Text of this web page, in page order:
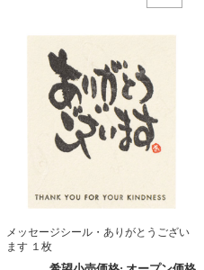
メッセージシール・ありがとうござい
ます １枚